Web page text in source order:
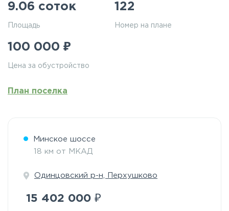
9.06 соток
Площадь
122
Номер на плане
100 000 ₽
Цена за обустройство
План поселка
Минское шоссе
18 км от МКАД
Одинцовский р-н, Перхушково
15 402 000 ₽